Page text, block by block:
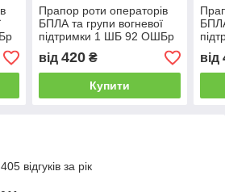
Прапор роти операторів
БПЛА та групи вогневої
підтримки 1 ШБ 92 ОШБр
ЗСУ синьо-жовтий 1
від 420₴
Купити
від
відгуків за рік